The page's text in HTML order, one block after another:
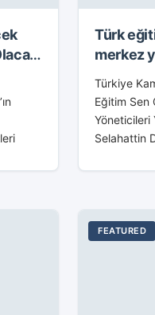
Türk
merkez
Türkiye
Eğitim Sen
Yöneticileri
Selahattin
ettiler.
FEATURED